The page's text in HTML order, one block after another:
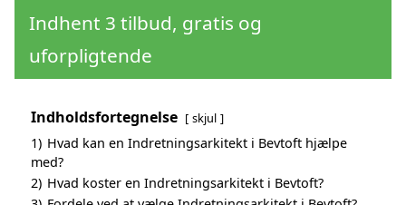
Indhent 3 tilbud, gratis og
uforpligtende
Indholdsfortegnelse skjul
1) Hvad kan en Indretningsarkitekt i Bevtoft hjælpe
med?
2) Hvad koster en Indretningsarkitekt i Bevtoft?